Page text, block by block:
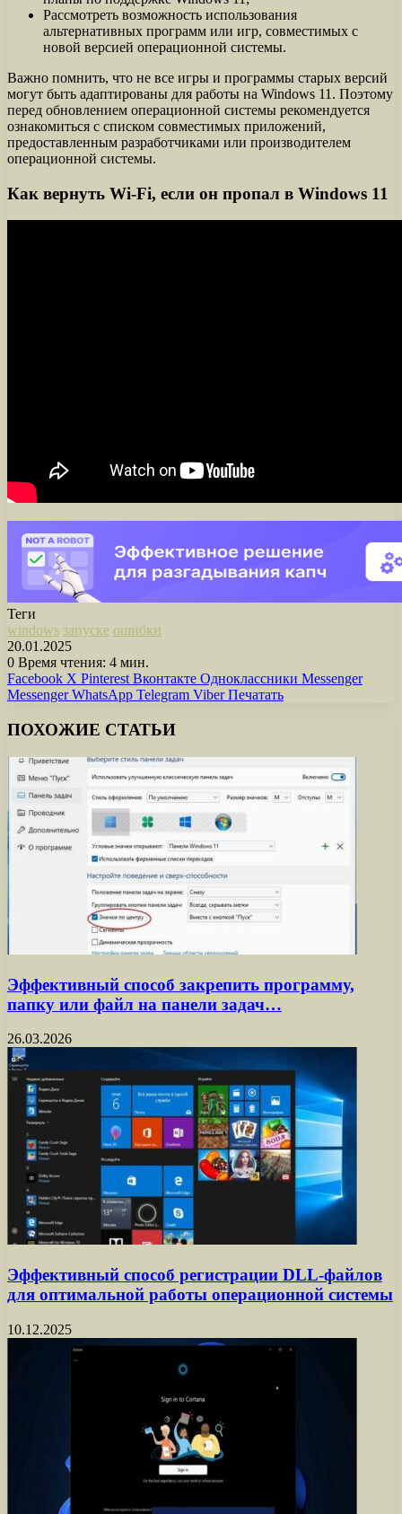
Рассмотреть возможность использования
альтернативных программ или игр, совместимых с
новой версией операционной системы.
Важно помнить, что не все игры и программы старых версий
могут быть адаптированы для работы на Windows 11. Поэтому
перед обновлением операционной системы рекомендуется
ознакомиться с списком совместимых приложений,
предоставленным разработчиками или производителем
операционной системы.
Как вернуть Wi-Fi, если он пропал в Windows 11
Теги
windows запуске ошибки
20.01.2025
0 Время чтения: 4 мин.
Facebook X Pinterest Вконтакте Одноклассники Messenger
Messenger WhatsApp Telegram Viber Печатать
ПОХОЖИЕ СТАТЬИ
Эффективный способ закрепить программу,
папку или файл на панели задач…
26.03.2026
Эффективный способ регистрации DLL-файлов
для оптимальной работы операционной системы
10.12.2025